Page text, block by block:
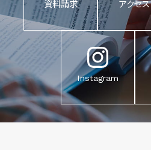
資料請求 アクセス
Instagram